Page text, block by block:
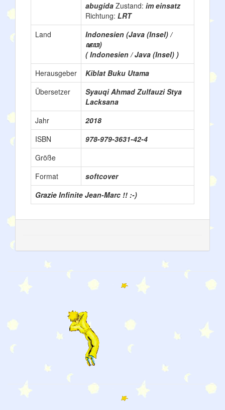
abugida Zustand: im einsatz
Richtung: LRT
Land
Indonesien (Java (Insel) /
ꦗꦮ)
( Indonesien / Java (Insel) )
Herausgeber
Kiblat Buku Utama
Übersetzer
Syauqi Ahmad Zulfauzi Stya
Lacksana
Jahr
2018
ISBN
978-979-3631-42-4
Größe
Format
softcover
Grazie Infinite Jean-Marc !! :-)